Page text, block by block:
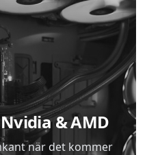
& AMD
när det kommer